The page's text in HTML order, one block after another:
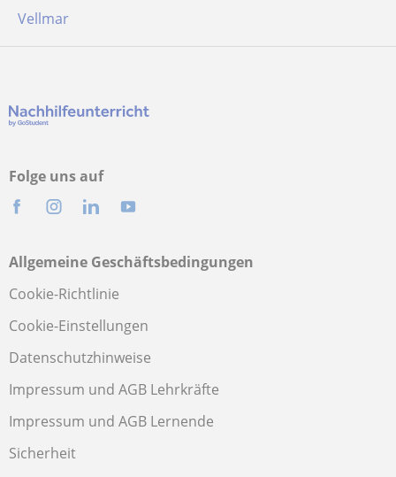
Vellmar
Folge uns auf
Allgemeine Geschäftsbedingungen
Cookie-Richtlinie
Cookie-Einstellungen
Datenschutzhinweise
Impressum und AGB Lehrkräfte
Impressum und AGB Lernende
Sicherheit